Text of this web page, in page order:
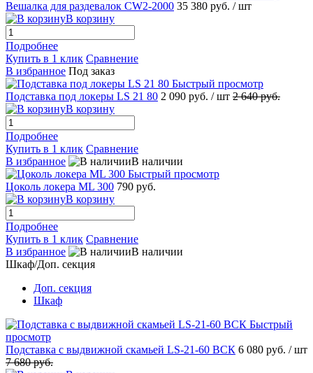
Вешалка для раздевалок CW2-2000 35 380 руб. / шт
В корзину
Подробнее
Купить в 1 клик Сравнение
В избранное Под заказ
Быстрый просмотр
Подставка под локеры LS 21 80 2 090 руб. / шт 2 640 руб.
В корзину
Подробнее
Купить в 1 клик Сравнение
В избранное
В наличии
Быстрый просмотр
Цоколь локера ML 300 790 руб.
В корзину
Подробнее
Купить в 1 клик Сравнение
В избранное
В наличии
Шкаф/Доп. секция
Доп. секция
Шкаф
Быстрый
просмотр
Подставка с выдвижной скамьей LS-21-60 ВСК 6 080 руб. / шт
7 680 руб.